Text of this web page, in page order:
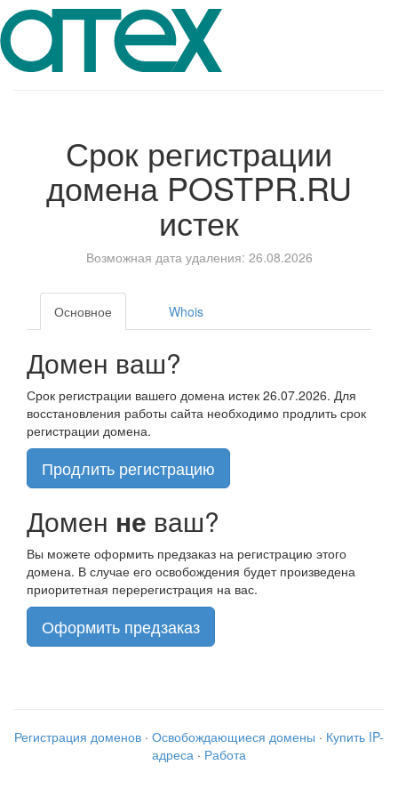
Срок регистрации
домена POSTPR.RU
истек
Возможная дата удаления: 26.08.2026
Основное Whois
Домен ваш?
Срок регистрации вашего домена истек 26.07.2026. Для
восстановления работы сайта необходимо продлить срок
регистрации домена.
Продлить регистрацию
Домен не ваш?
Вы можете оформить предзаказ на регистрацию этого
домена. В случае его освобождения будет произведена
приоритетная перерегистрация на вас.
Оформить предзаказ
Регистрация доменов · Освобождающиеся домены · Купить IP-
адреса · Работа